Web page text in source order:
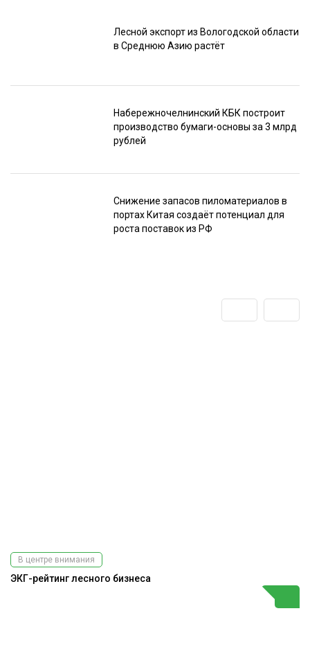
Лесной экспорт из Вологодской области
в Среднюю Азию растёт
Набережночелнинский КБК построит
производство бумаги-основы за 3 млрд
рублей
Снижение запасов пиломатериалов в
портах Китая создаёт потенциал для
роста поставок из РФ
В центре внимания
ЭКГ-рейтинг лесного бизнеса